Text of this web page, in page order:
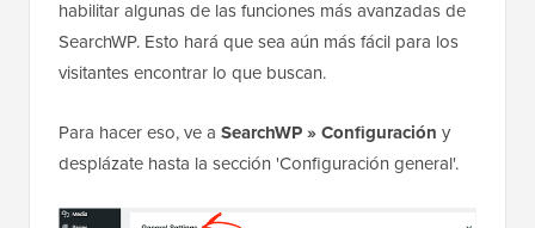
habilitar algunas de las funciones más avanzadas de
SearchWP. Esto hará que sea aún más fácil para los
visitantes encontrar lo que buscan.
Para hacer eso, ve a SearchWP » Configuración y
desplázate hasta la sección 'Configuración general'.